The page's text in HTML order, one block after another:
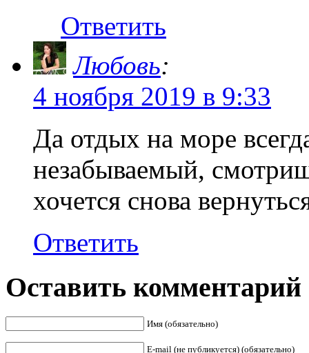
Ответить
Любовь:
4 ноября 2019 в 9:33
Да отдых на море
незабываемый,
хочется снова
Ответить
Оставить комментарий
Имя (обязательно)
E-mail (не публикуется) (обязательно)